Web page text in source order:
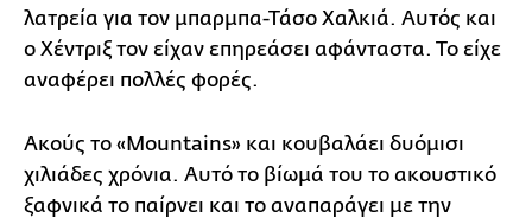
λατρεία για τον μπαρμπα-Τάσο Χαλκιά. Αυτός και
ο Χέντριξ τον είχαν επηρεάσει αφάνταστα. Το είχε
αναφέρει πολλές φορές.
Ακούς το «Mountains» και κουβαλάει δυόμισι
χιλιάδες χρόνια. Αυτό το βίωμά του το ακουστικό
ξαφνικά το παίρνει και το αναπαράγει με την